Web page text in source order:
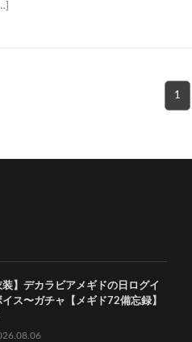
1
装】デカラビアメギドの日ログイ
イス〜ガチャ【メギド72備忘録】